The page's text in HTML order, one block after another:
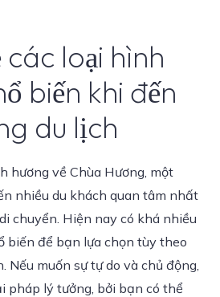
loại hình
biến khi đến
du lịch
hương về Chùa Hương, một
nhiều du khách quan tâm nhất
chuyển. Hiện nay có khá nhiều
biến để bạn lựa chọn tùy theo
Nếu muốn sự tự do và chủ động,
pháp lý tưởng, bởi bạn có thể